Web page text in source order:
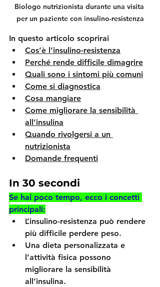
Biologo nutrizionista durante una visita
per un paziente con insulino-resistenza
In questo articolo scoprirai
Cos’è l’insulino-resistenza
Perché rende difficile dimagrire
Quali sono i sintomi più comuni
Come si diagnostica
Cosa mangiare
Come migliorare la sensibilità
all’insulina
Quando rivolgersi a un
nutrizionista
Domande frequenti
In 30 secondi
Se hai poco tempo, ecco i concetti
principali:
L’insulino-resistenza può rendere
più difficile perdere peso.
Una dieta personalizzata e
l’attività fisica possono
migliorare la sensibilità
all’insulina.